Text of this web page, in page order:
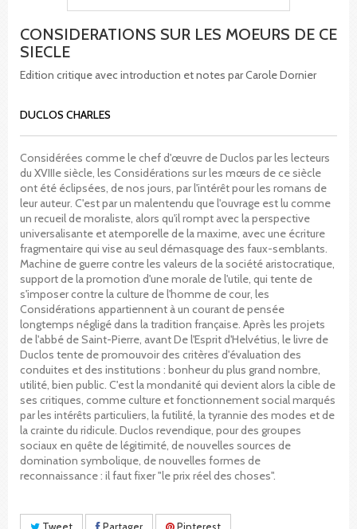
CONSIDERATIONS SUR LES MOEURS DE CE
SIECLE
Edition critique avec introduction et notes par Carole Dornier
DUCLOS CHARLES
Considérées comme le chef d'œuvre de Duclos par les lecteurs
du XVIIIe siècle, les Considérations sur les mœurs de ce siècle
ont été éclipsées, de nos jours, par l'intérêt pour les romans de
leur auteur. C'est par un malentendu que l'ouvrage est lu comme
un recueil de moraliste, alors qu'il rompt avec la perspective
universalisante et atemporelle de la maxime, avec une écriture
fragmentaire qui vise au seul démasquage des faux-semblants.
Machine de guerre contre les valeurs de la société aristocratique,
support de la promotion d'une morale de l'utile, qui tente de
s'imposer contre la culture de l'homme de cour, les
Considérations appartiennent à un courant de pensée
longtemps négligé dans la tradition française. Après les projets
de l'abbé de Saint-Pierre, avant De l'Esprit d'Helvétius, le livre de
Duclos tente de promouvoir des critères d'évaluation des
conduites et des institutions : bonheur du plus grand nombre,
utilité, bien public. C'est la mondanité qui devient alors la cible de
ses critiques, comme culture et fonctionnement social marqués
par les intérêts particuliers, la futilité, la tyrannie des modes et de
la crainte du ridicule. Duclos revendique, pour des groupes
sociaux en quête de légitimité, de nouvelles sources de
domination symbolique, de nouvelles formes de
reconnaissance : il faut fixer "le prix réel des choses".